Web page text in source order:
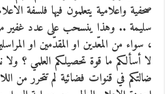
صحفية واعلامية يتعلمون فيها فلسفة
سليمة .. وهذا ينسحب على عدد غفير من
، سواء من المعّدين او المقدّمين او
لا أسألكم ما قوة تحصيلكم العلمي ؟
ضالتكم في قنوات فضائية لم تتحرر من